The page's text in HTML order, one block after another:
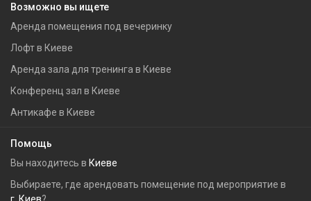
Возможно вы ищете
Аренда помещения под вечеринку
Лофт в Киеве
Аренда зала для тренинга в Киеве
Конференц зал в Киеве
Антикафе в Киеве
Помощь
Вы находитесь в Киеве
Выбираете, где арендовать помещение под мероприятие в